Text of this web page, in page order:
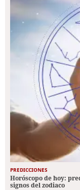
PREDICCIONES
Horóscopo de hoy:
signos del zodiaco